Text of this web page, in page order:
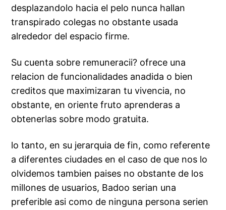
desplazandolo hacia el pelo nunca hallan
transpirado colegas no obstante usada
alrededor del espacio firme.
Su cuenta sobre remuneracii? ofrece una
relacion de funcionalidades anadida o bien
creditos que maximizaran tu vivencia, no
obstante, en oriente fruto aprenderas a
obtenerlas sobre modo gratuita.
lo tanto, en su jerarquia de fin, como referente
a diferentes ciudades en el caso de que nos lo
olvidemos tambien paises no obstante de los
millones de usuarios, Badoo serian una
preferible asi como de ninguna persona serien